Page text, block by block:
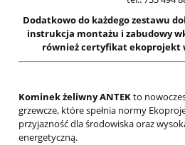
Dodatkowo do każdego zestawu
instrukcja montażu i zabudowy
również certyfikat ekoprojekt
Kominek żeliwny ANTEKto
grzewcze, które spełnia normy
przyjazność dla środowiska oraz
energetyczną.